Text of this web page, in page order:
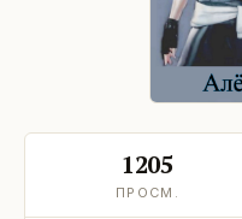
1205
ПРОСМ.